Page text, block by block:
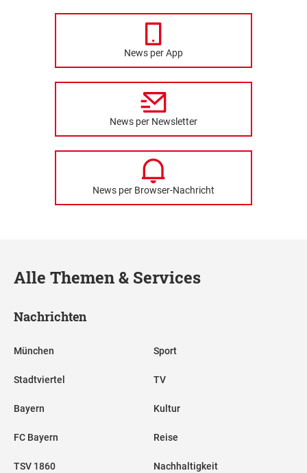
News per App
News per Newsletter
News per Browser-Nachricht
Alle Themen & Services
Nachrichten
München
Stadtviertel
Bayern
FC Bayern
TSV 1860
Sport
TV
Kultur
Reise
Nachhaltigkeit